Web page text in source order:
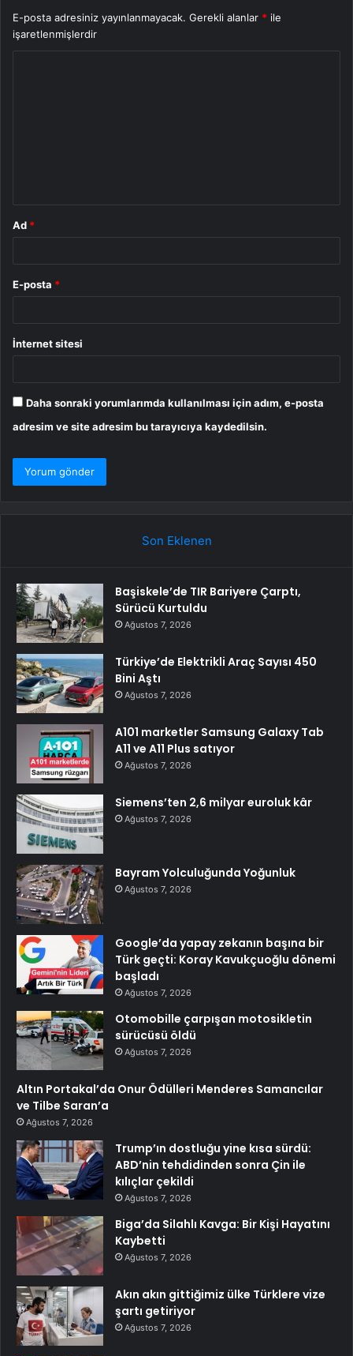
E-posta adresiniz yayınlanmayacak. Gerekli alanlar * ile
işaretlenmişlerdir
Ad *
E-posta *
İnternet sitesi
Daha sonraki yorumlarımda kullanılması için adım, e-posta
adresim ve site adresim bu tarayıcıya kaydedilsin.
Son Eklenen
Başiskele’de TIR Bariyere Çarptı,
Sürücü Kurtuldu
Ağustos 7, 2026
Türkiye’de Elektrikli Araç Sayısı 450
Bini Aştı
Ağustos 7, 2026
A101 marketler Samsung Galaxy Tab
A11 ve A11 Plus satıyor
Ağustos 7, 2026
Siemens’ten 2,6 milyar euroluk kâr
Ağustos 7, 2026
Bayram Yolculuğunda Yoğunluk
Ağustos 7, 2026
Google’da yapay zekanın başına bir
Türk geçti: Koray Kavukçuoğlu dönemi
başladı
Ağustos 7, 2026
Otomobille çarpışan motosikletin
sürücüsü öldü
Ağustos 7, 2026
Altın Portakal’da Onur Ödülleri Menderes Samancılar
ve Tilbe Saran’a
Ağustos 7, 2026
Trump’ın dostluğu yine kısa sürdü:
ABD’nin tehdidinden sonra Çin ile
kılıçlar çekildi
Ağustos 7, 2026
Biga’da Silahlı Kavga: Bir Kişi Hayatını
Kaybetti
Ağustos 7, 2026
Akın akın gittiğimiz ülke Türklere vize
şartı getiriyor
Ağustos 7, 2026